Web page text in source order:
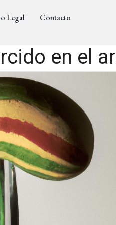
Legal Contacto
en el